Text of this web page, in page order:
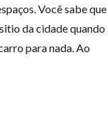
Você sabe que
da cidade quando
para nada. Ao